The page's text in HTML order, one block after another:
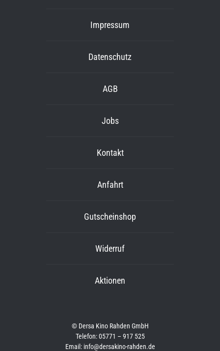
Impressum
Datenschutz
AGB
Jobs
Kontakt
Anfahrt
Gutscheinshop
Widerruf
Aktionen
© Dersa Kino Rahden GmbH
Telefon: 05771 – 917 525
Email: info@dersakino-rahden.de